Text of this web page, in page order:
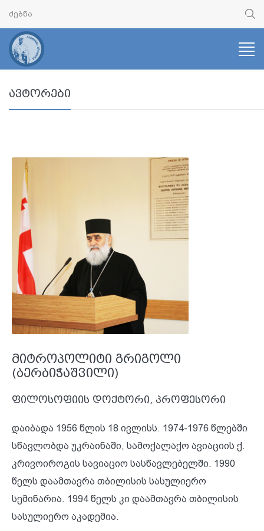
ავტორები
მიტროპოლიტი გრიგოლი
(ბერბიჭაშვილი)
ფილოსოფიის დოქტორი, პროფესორი
დაიბადა 1956 წლის 18 ივლისს. 1974-1976 წლებში
სწავლობდა უკრაინაში, სამოქალაქო ავიაციის ქ.
კრივოიროგის სავიაციო სასწავლებელში. 1990
წელს დაამთავრა თბილისის სასულიერო
სემინარია. 1994 წელს კი დაამთავრა თბილისის
სასულიერო აკადემია.